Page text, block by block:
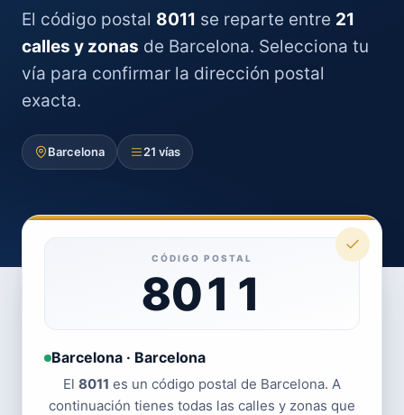
El código postal 8011 se reparte entre 21
calles y zonas de Barcelona. Selecciona tu
vía para confirmar la dirección postal
exacta.
Barcelona 21 vías
CÓDIGO POSTAL
8011
Barcelona · Barcelona
El 8011 es un código postal de Barcelona. A
continuación tienes todas las calles y zonas que